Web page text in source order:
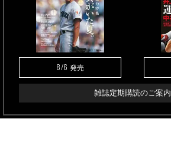
8/6 発売
雑誌定期購読のご案内